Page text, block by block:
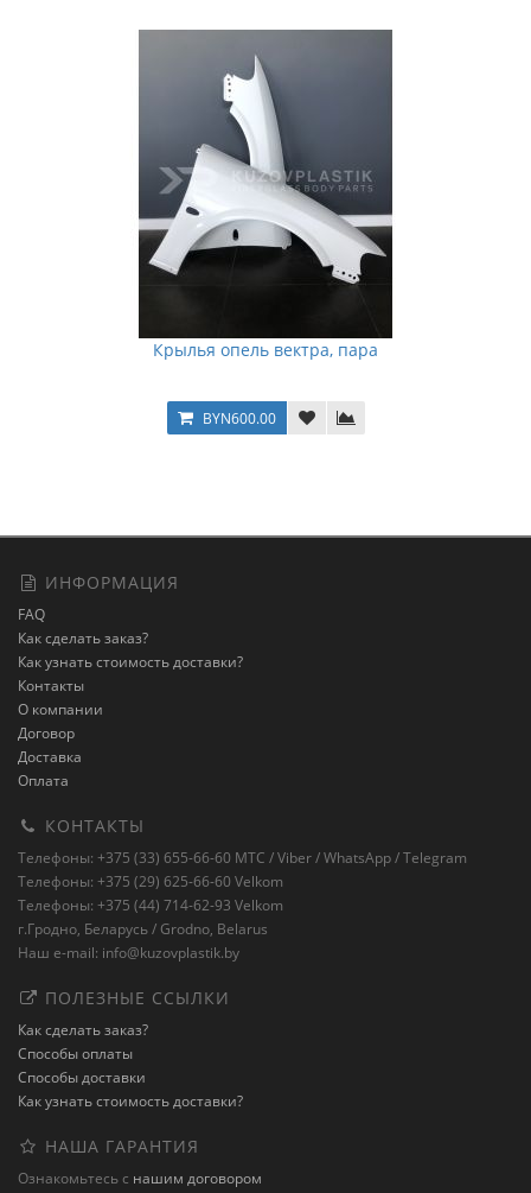
Крылья опель вектра, пара
BYN600.00
ИНФОРМАЦИЯ
FAQ
Как сделать заказ?
Как узнать стоимость доставки?
Контакты
О компании
Договор
Доставка
Оплата
КОНТАКТЫ
Телефоны: +375 (33) 655-66-60 MTC / Viber / WhatsApp / Telegram
Телефоны: +375 (29) 625-66-60 Velkom
Телефоны: +375 (44) 714-62-93 Velkom
г.Гродно, Беларусь / Grodno, Belarus
Наш e-mail: info@kuzovplastik.by
ПОЛЕЗНЫЕ ССЫЛКИ
Как сделать заказ?
Способы оплаты
Способы доставки
Как узнать стоимость доставки?
НАША ГАРАНТИЯ
Ознакомьтесь с нашим договором